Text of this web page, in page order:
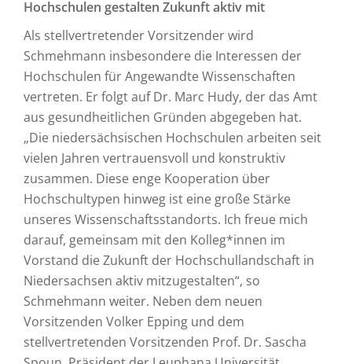
Hochschulen gestalten Zukunft aktiv mit
Als stellvertretender Vorsitzender wird
Schmehmann insbesondere die Interessen der
Hochschulen für Angewandte Wissenschaften
vertreten. Er folgt auf Dr. Marc Hudy, der das Amt
aus gesundheitlichen Gründen abgegeben hat.
„Die niedersächsischen Hochschulen arbeiten seit
vielen Jahren vertrauensvoll und konstruktiv
zusammen. Diese enge Kooperation über
Hochschultypen hinweg ist eine große Stärke
unseres Wissenschaftsstandorts. Ich freue mich
darauf, gemeinsam mit den Kolleg*innen im
Vorstand die Zukunft der Hochschullandschaft in
Niedersachsen aktiv mitzugestalten“, so
Schmehmann weiter. Neben dem neuen
Vorsitzenden Volker Epping und dem
stellvertretenden Vorsitzenden Prof. Dr. Sascha